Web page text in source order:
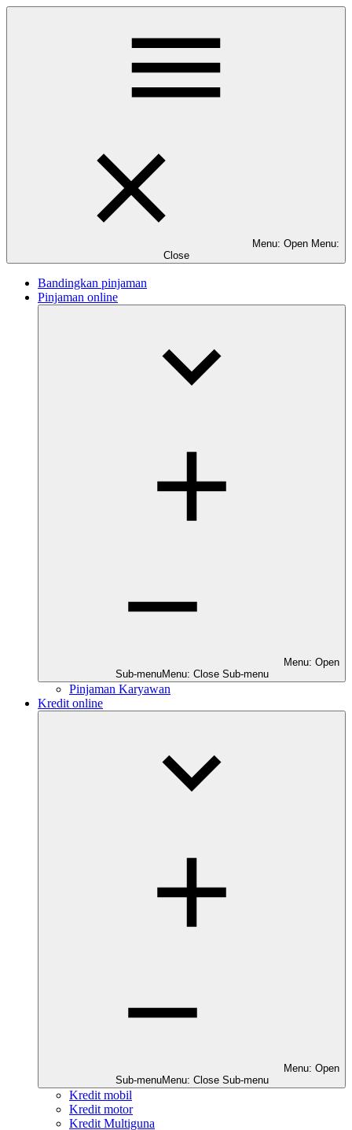
Menu: Open Menu:
Close
Bandingkan pinjaman
Pinjaman online
Menu: Open
Sub-menuMenu: Close Sub-menu
Pinjaman Karyawan
Kredit online
Menu: Open
Sub-menuMenu: Close Sub-menu
Kredit mobil
Kredit motor
Kredit Multiguna